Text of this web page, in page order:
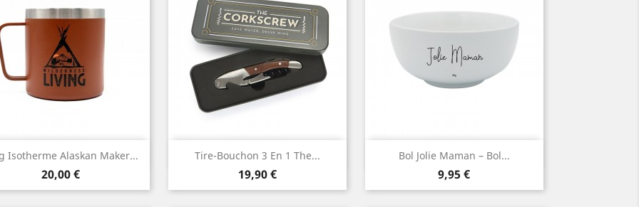
Isotherme Alaskan Maker...
Prix
20,00 €
Aperçu rapide Tire-Bouchon 3 En 1 The...
Prix
19,90 €
Aperçu rapide Bol Jolie Maman – Bol...
Prix
9,95 €
Aperçu rapide